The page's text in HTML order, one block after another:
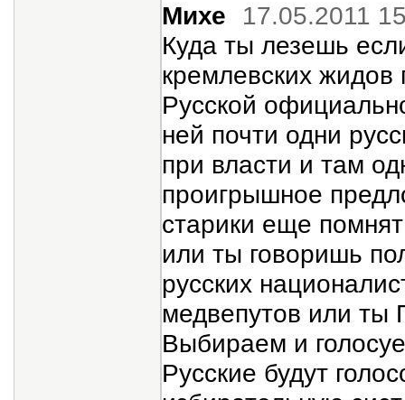
Михе
17.05.2011
Куда ты лезешь
кремлевских жидов
Русской
ней почти одни
при власти и там
проигрышное
старики еще
или ты говоришь
русских
медвепутов или
Выбираем и
Русские будут